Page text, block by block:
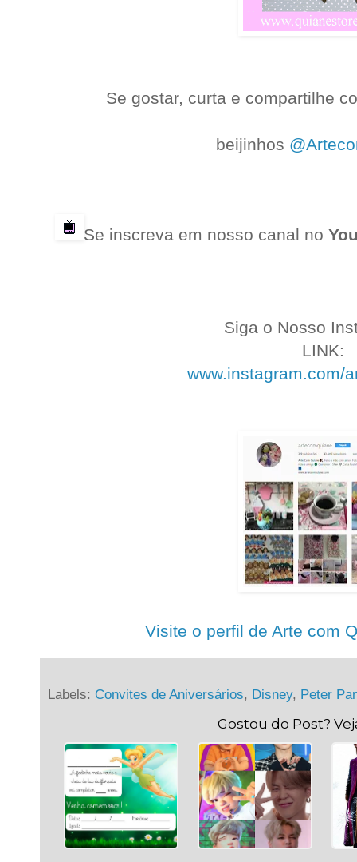
Se gostar, curta e compartilhe
beijinhos
Se inscreva em nosso canal no
Siga o Nosso
LINK:
www.instagram.com/
Visite o perfil de Arte com
Labels: Convites de Aniversários, Disney, Peter
Gostou do Post?